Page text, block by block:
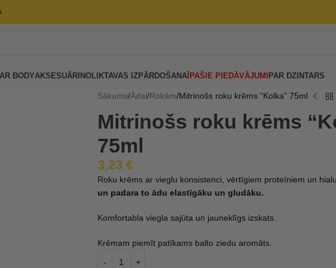
BODYAKSESUĀRINOLIKTAVAS IZPĀRDOŠANAĪPAŠIE PIEDĀVĀJUMIPAR DZINTARS
Sākums Ādai Rokām Mitrinošs roku krēms “Kolka” 75ml
Mitrinošs roku krēms
75ml
3,23 €
Roku krēms ar vieglu konsistenci, vērtīgiem proteīniem un
un padara to ādu elastīgāku un gludāku.
Komfortabla viegla sajūta un jauneklīgs izskats.
Krēmam piemīt patīkams balto ziedu aromāts.